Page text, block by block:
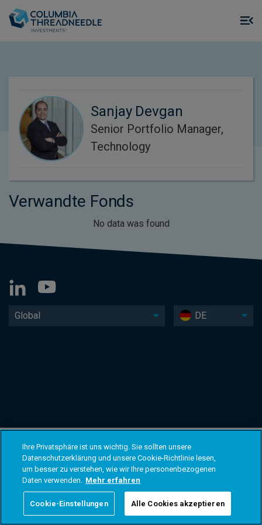
Sanjay Devgan
Senior Portfolio Manager,
Technology
Verwandte Fonds
No data was found
Global DE
Ihre Privatsphäre ist uns wichtig. Sie sollten unsere
Datenschutzerklärung und unsere Cookie-Richtlinie lesen,
um besser zu verstehen, wie wir Ihre personenbezogenen
Daten verwenden. Mehr erfahren
Cookie-Einstellungen Alle Cookies akzeptieren